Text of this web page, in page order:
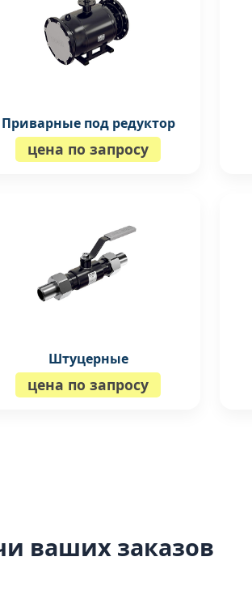
Приварные под редуктор
цена по запросу
Штуцерные
цена по запросу
ваших заказов